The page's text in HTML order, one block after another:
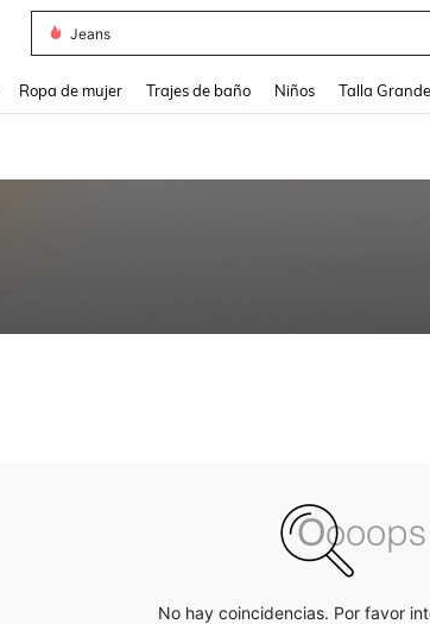
Jeans
Ropa de mujer Trajes de baño Niños Talla Grande
No hay coincidencias. Por favor